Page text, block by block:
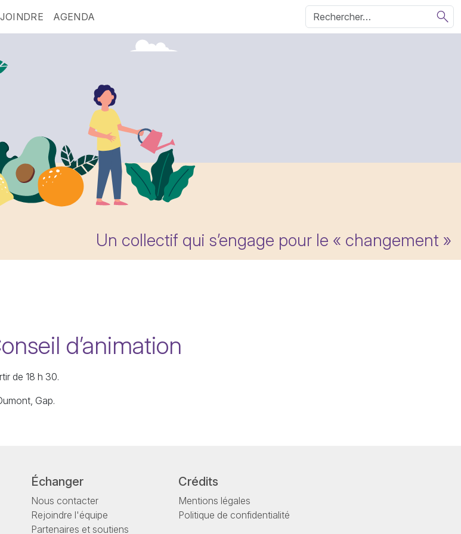
AGENDA
Un collectif qui s’engage pour le « changement »
d’animation
de 18 h 30.
Gap.
Échanger
Nous contacter
Rejoindre l'équipe
Partenaires et soutiens
Crédits
Mentions légales
Politique de confidentialité